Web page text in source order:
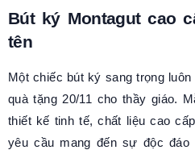
Bút ký Montagut cao
tên
Một chiếc bút ký sang trọng
quà tặng 20/11 cho thầy giáo.
thiết kế tinh tế, chất liệu cao
yêu cầu mang đến sự độc